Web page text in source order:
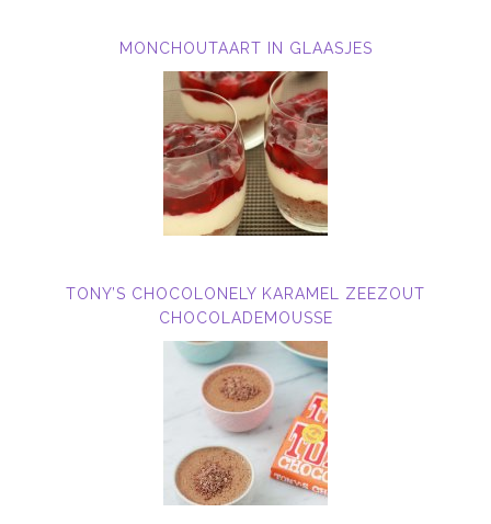
MONCHOUTAART IN GLAASJES
TONY’S CHOCOLONELY KARAMEL ZEEZOUT
CHOCOLADEMOUSSE